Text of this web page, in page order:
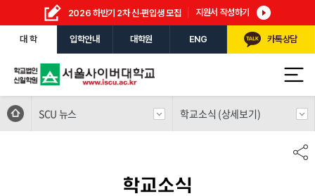
2026 하반기 2차 신·편입생 모집 지원서 작성하기
대 학 입학안내 대학원 ENG 카톡상담
SCU 뉴스 학교소식 (상세보기)
학교소식